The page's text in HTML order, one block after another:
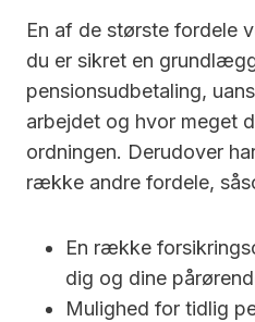
En af de største fordele
du er sikret en
pensionsudbetaling,
arbejdet og hvor meget
ordningen. Derudover
række andre fordele,
En række
dig og dine
Mulighed for tidlig